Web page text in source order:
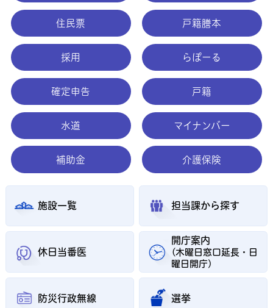
住民票 戸籍謄本
採用 らぽーる
確定申告 戸籍
水道 マイナンバー
補助金 介護保険
施設一覧 担当課から探す
休日当番医
開庁案内
(木曜日窓口延長・日
曜日開庁)
防災行政無線 選挙